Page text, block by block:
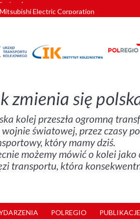
Electric Corporation
nowych EZT
Łatwiejsze dojazdy do pracy i
dworców
POLREGIO